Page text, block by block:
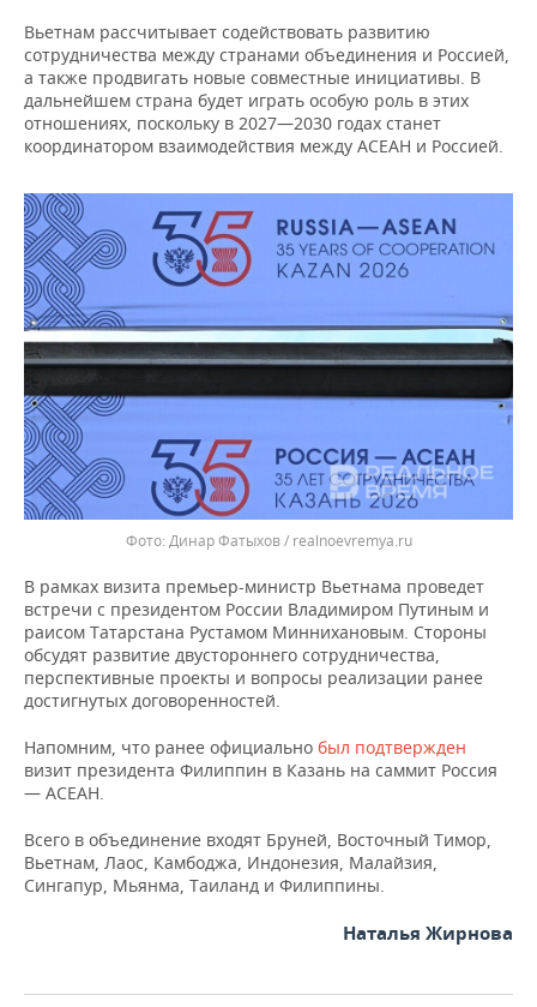
Вьетнам рассчитывает содействовать развитию
сотрудничества между странами объединения и Россией,
а также продвигать новые совместные инициативы. В
дальнейшем страна будет играть особую роль в этих
отношениях, поскольку в 2027—2030 годах станет
координатором взаимодействия между АСЕАН и Россией.
Динар Фатыхов / realnoevremya.ru
В рамках визита премьер-министр Вьетнама проведет
встречи с президентом России Владимиром Путиным и
раисом Татарстана Рустамом Миннихановым. Стороны
обсудят развитие двустороннего сотрудничества,
перспективные проекты и вопросы реализации ранее
достигнутых договоренностей.
Напомним, что ранее официально был подтвержден
визит президента Филиппин в Казань на саммит Россия
— АСЕАН.
Всего в объединение входят Бруней, Восточный Тимор,
Вьетнам, Лаос, Камбоджа, Индонезия, Малайзия,
Сингапур, Мьянма, Таиланд и Филиппины.
Наталья Жирнова